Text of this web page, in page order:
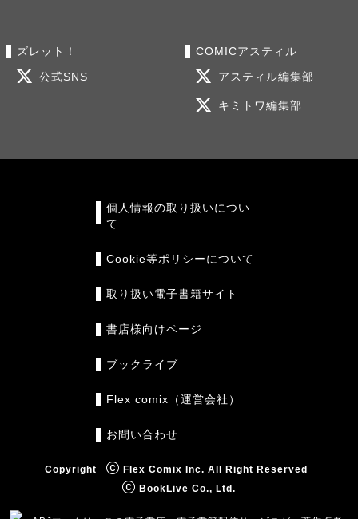
ズレット！
公式SNS
COMICアスティル
アスティル編集部
キミトワ編集部
個人情報の取り扱いについ
て
Cookie等ポリシーについて
取り扱い電子書籍サイト
書店様向けページ
ブックライブ
Flex comix（運営会社）
お問い合わせ
Copyright
Flex Comix Inc. All Right Reserved
BookLive Co., Ltd.